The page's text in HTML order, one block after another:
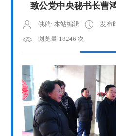
致公党中央秘书长曹
供稿: 本站编辑
发布
浏览量:18246 次